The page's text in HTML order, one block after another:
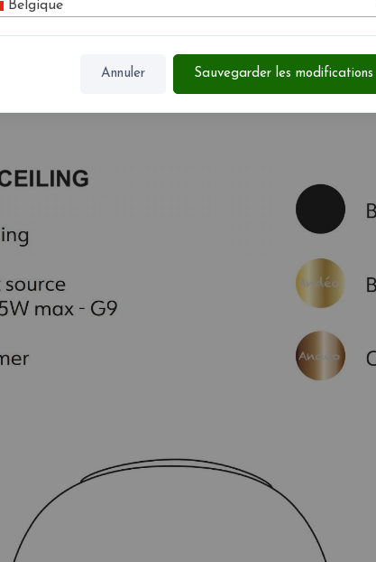
Belgique
Annuler Sauvegarder les modifications